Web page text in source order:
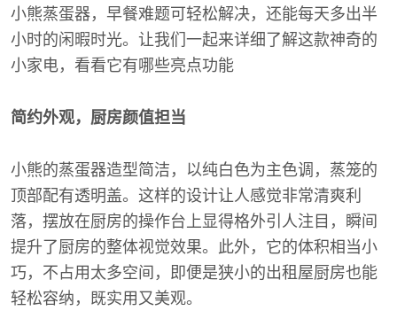
小熊蒸蛋器，早餐难题可轻松解决，还能每天多出半
小时的闲暇时光。让我们一起来详细了解这款神奇的
小家电，看看它有哪些亮点功能
简约外观，厨房颜值担当
小熊的蒸蛋器造型简洁，以纯白色为主色调，蒸笼的
顶部配有透明盖。这样的设计让人感觉非常清爽利
落，摆放在厨房的操作台上显得格外引人注目，瞬间
提升了厨房的整体视觉效果。此外，它的体积相当小
巧，不占用太多空间，即便是狭小的出租屋厨房也能
轻松容纳，既实用又美观。